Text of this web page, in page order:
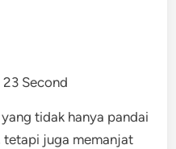
Second
tidak hanya pandai
tetapi juga memanjat